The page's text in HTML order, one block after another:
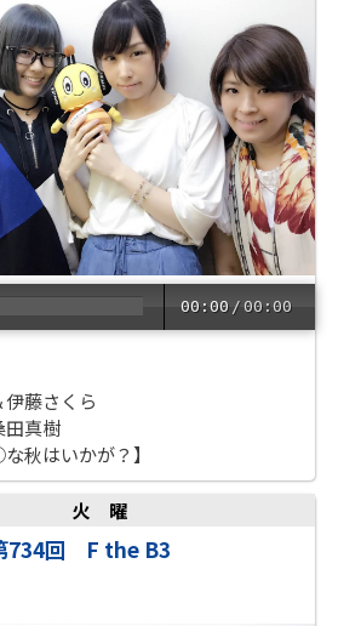
00:00 /00:00
藤さくら
田真樹
秋はいかが？】
火曜
734回 F the B3